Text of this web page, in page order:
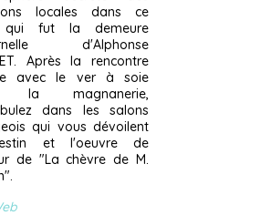
locales dans ce
qui fut la demeure
d'Alphonse
Après la rencontre
avec le ver à soie
la magnanerie,
dans les salons
qui vous dévoilent
et l'oeuvre de
de "La chèvre de M.